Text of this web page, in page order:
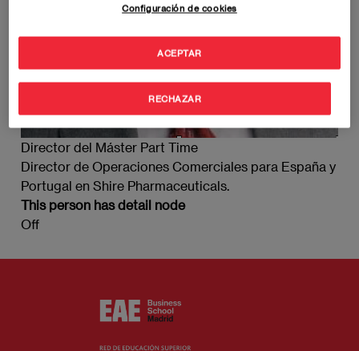
Director del Máster Part Time
Director de Operaciones Comerciales para España y
Portugal en Shire Pharmaceuticals.
This person has detail node
Off
Configuración de cookies
RECHAZAR
ACEPTAR